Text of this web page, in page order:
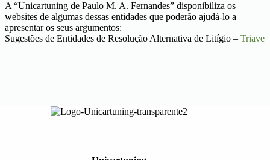
A “Unicartuning de Paulo M. A. Fernandes” disponibiliza os
websites de algumas dessas entidades que poderão ajudá-lo a
apresentar os seus argumentos:
Sugestões de Entidades de Resolução Alternativa de Litígio – Triave